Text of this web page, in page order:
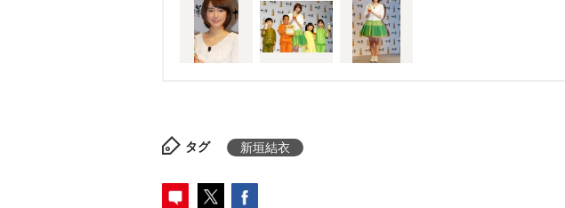
タグ 新垣結衣